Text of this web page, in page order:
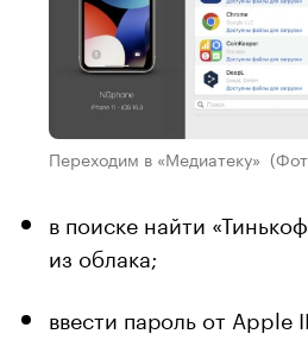
Переходим в «Медиатеку»
в поиске найти
из облака;
ввести пароль от Apple